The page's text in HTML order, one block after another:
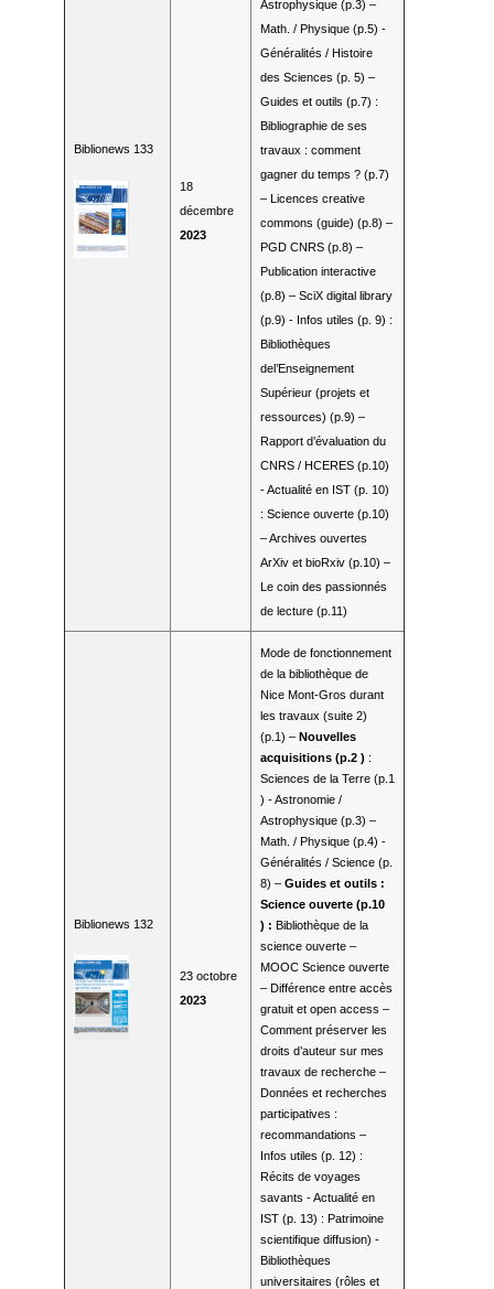
Biblionews 133
18
décembre
2023
Astrophysique (p.3) –
Math. / Physique (p.5) -
Généralités / Histoire
des Sciences (p. 5) –
Guides et outils (p.7) :
Bibliographie de ses
travaux : comment
gagner du temps ? (p.7)
– Licences creative
commons (guide) (p.8) –
PGD CNRS (p.8) –
Publication interactive
(p.8) – SciX digital library
(p.9) - Infos utiles (p. 9) :
Bibliothèques
del’Enseignement
Supérieur (projets et
ressources) (p.9) –
Rapport d’évaluation du
CNRS / HCERES (p.10)
- Actualité en IST (p. 10)
: Science ouverte (p.10)
– Archives ouvertes
ArXiv et bioRxiv (p.10) –
Le coin des passionnés
de lecture (p.11)
Biblionews 132
23 octobre
2023
Mode de fonctionnement
de la bibliothèque de
Nice Mont-Gros durant
les travaux (suite 2)
(p.1) – Nouvelles
acquisitions (p.2 ) :
Sciences de la Terre (p.1
) - Astronomie /
Astrophysique (p.3) –
Math. / Physique (p.4) -
Généralités / Science (p.
8) – Guides et outils :
Science ouverte (p.10
) : Bibliothèque de la
science ouverte –
MOOC Science ouverte
– Différence entre accès
gratuit et open access –
Comment préserver les
droits d’auteur sur mes
travaux de recherche –
Données et recherches
participatives :
recommandations –
Infos utiles (p. 12) :
Récits de voyages
savants - Actualité en
IST (p. 13) : Patrimoine
scientifique diffusion) -
Bibliothèques
universitaires (rôles et